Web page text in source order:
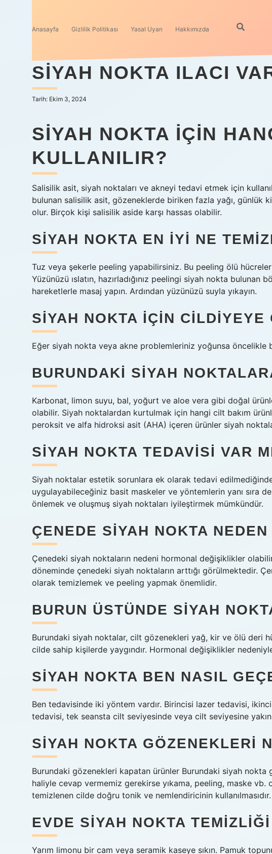
Anasayfa Gizlilik Politikası Yasal Uyarı Hakkımızda
SIYAH NOKTA ILACI
Tarih: Ekim 3, 2024
SIYAH NOKTA IÇIN
KULLANILIR?
Salisilik asit, siyah noktaları ve akneyi tedavi etmek için
bulunan salisilik asit, gözeneklerde biriken fazla yağı, günlük
olur. Birçok kişi salisilik aside karşı hassas olabilir.
SIYAH NOKTA EN IYI NE
Tuz veya şekerle peeling yapabilirsiniz. Bu peeling ölü
Yüzünüzü ıslatın, hazırladığınız peelingi siyah nokta
hareketlerle masaj yapın. Ardından yüzünüzü suyla yıkayın.
SIYAH NOKTA IÇIN CILDIYEYE
Eğer siyah nokta veya akne problemleriniz yoğunsa öncelikle
BURUNDAKI SIYAH
Karbonat, limon suyu, bal, yoğurt ve aloe vera gibi doğal
olabilir. Siyah noktalardan kurtulmak için hangi cilt bakım
peroksit ve alfa hidroksi asit (AHA) içeren ürünler siyah
SIYAH NOKTA TEDAVISI VAR
Siyah noktalar estetik sorunlara ek olarak tedavi
uygulayabileceğiniz basit maskeler ve yöntemlerin yanı sıra
önlemek ve oluşmuş siyah noktaları iyileştirmek mümkündür.
ÇENEDE SIYAH NOKTA
Çenedeki siyah noktaların nedeni hormonal değişiklikler
döneminde çenedeki siyah noktaların arttığı görülmektedir.
olarak temizlemek ve peeling yapmak önemlidir.
BURUN ÜSTÜNDE SIYAH
Burundaki siyah noktalar, cilt gözenekleri yağ, kir ve ölü deri
cilde sahip kişilerde yaygındır. Hormonal değişiklikler
SIYAH NOKTA BEN NASIL
Ben tedavisinde iki yöntem vardır. Birincisi lazer tedavisi,
tedavisi, tek seansta cilt seviyesinde veya cilt seviyesine
SIYAH NOKTA GÖZENEKLERI
Burundaki gözenekleri kapatan ürünler Burundaki siyah nokta
haliyle cevap vermemiz gerekirse yıkama, peeling, maske vb.
temizlenen cilde doğru tonik ve nemlendiricinin kullanılmasıdır.
EVDE SIYAH NOKTA
Yarım limonu bir cam veya seramik kaseye sıkın. Pamuk